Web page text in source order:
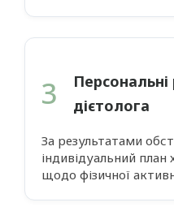
3
Персональні
дієтолога
За результатами
індивідуальний
щодо фізичної